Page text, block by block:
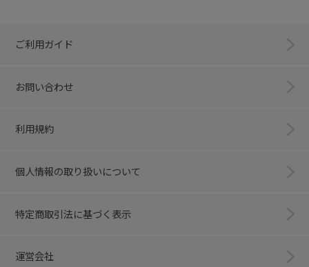
ご利用ガイド
お問い合わせ
利用規約
個人情報の取り扱いについて
特定商取引法に基づく表示
運営会社